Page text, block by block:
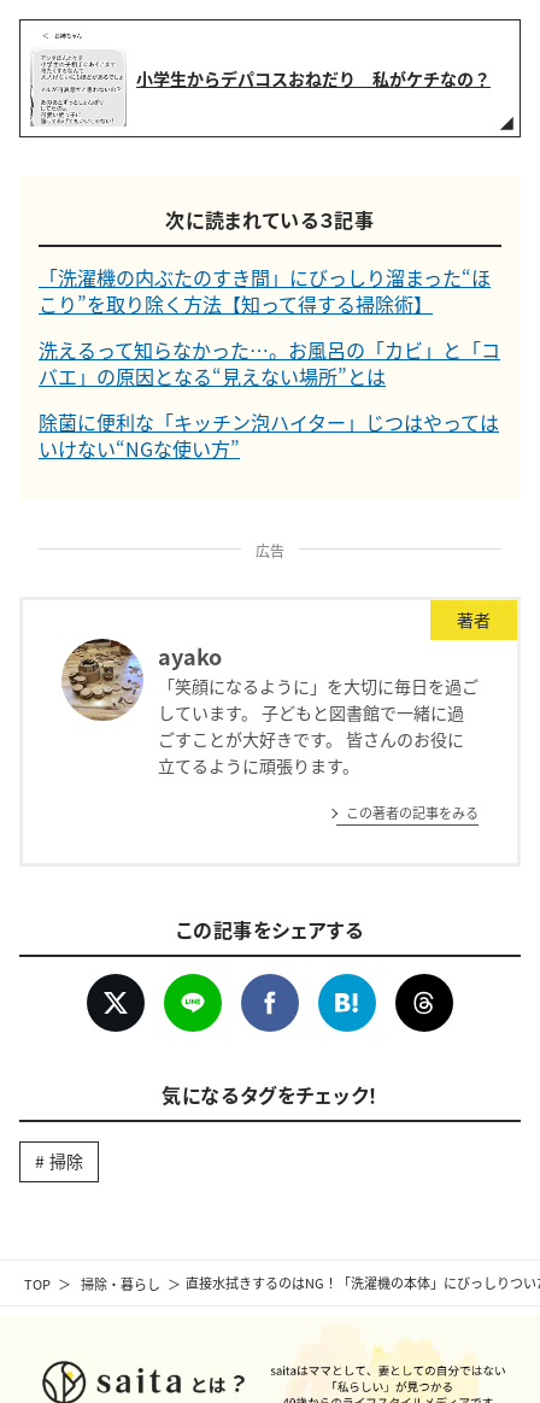
TOP 掃除・暮らし 直接水拭きするのはNG！「洗濯機の本体」にびっしりつ
小学生からデパコスおねだり 私がケチなの？
次に読まれている３記事
「洗濯機の内ぶたのすき間」にびっしり溜まった“ほ
こり”を取り除く方法【知って得する掃除術】
洗えるって知らなかった…。お風呂の「カビ」と「コ
バエ」の原因となる“見えない場所”とは
除菌に便利な「キッチン泡ハイター」じつはやっては
いけない“NGな使い方”
広告
著者
ayako
「笑顔になるように」を大切に毎日を過ご
しています。 子どもと図書館で一緒に過
ごすことが大好きです。 皆さんのお役に
立てるように頑張ります。
この著者の記事をみる
この記事をシェアする
気になるタグをチェック！
掃除